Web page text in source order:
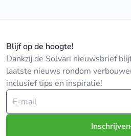
Blijf op de hoogte!
Dankzij de Solvari nieuwsbrief
laatste nieuws rondom
inclusief tips en inspiratie!
Inschrijven